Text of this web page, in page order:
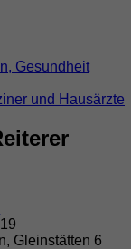
Gesundheit
und Hausärzte
, Gleinstätten 6